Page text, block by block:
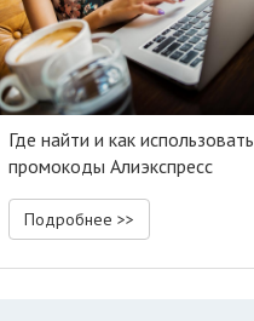
Где найти и как использовать
промокоды Алиэкспресс
Подробнее >>